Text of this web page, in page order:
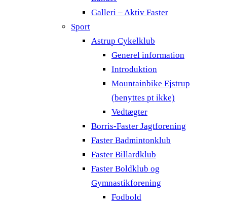
Galleri – Aktiv Faster
Sport
Astrup Cykelklub
Generel information
Introduktion
Mountainbike Ejstrup
(benyttes pt ikke)
Vedtægter
Borris-Faster Jagtforening
Faster Badmintonklub
Faster Billardklub
Faster Boldklub og
Gymnastikforening
Fodbold